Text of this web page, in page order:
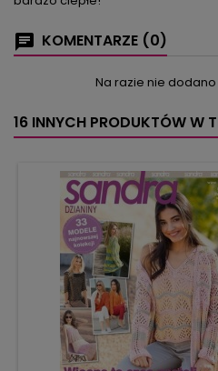
KOMENTARZE (0)
Na razie nie
16 INNYCH PRODUKTÓW W